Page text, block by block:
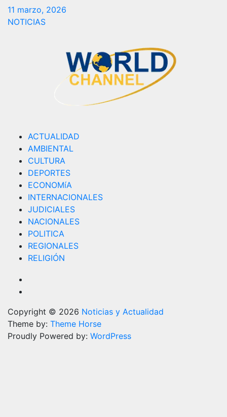
11 marzo, 2026
NOTICIAS
ACTUALIDAD
AMBIENTAL
CULTURA
DEPORTES
ECONOMíA
INTERNACIONALES
JUDICIALES
NACIONALES
POLITICA
REGIONALES
RELIGIÓN
Copyright © 2026 Noticias y Actualidad
Theme by: Theme Horse
Proudly Powered by: WordPress